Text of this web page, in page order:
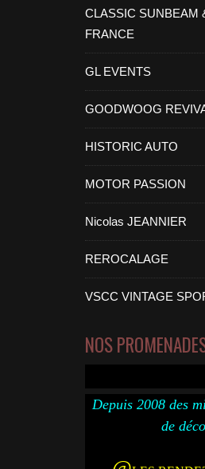
CLASSIC SUNBEAM
FRANCE
GL EVENTS
GOODWOOG
HISTORIC AUTO
MOTOR PASSION
Nicolas JEANNIER
REROCALAGE
VSCC VINTAGE
NOS
Depuis 2008 des
de